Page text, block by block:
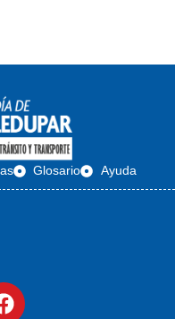
Glosario Ayuda